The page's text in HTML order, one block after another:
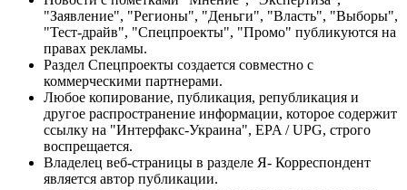
"Заявление", "Регионы", "Деньги", "Власть", "Выборы",
"Тест-драйв", "Спецпроекты", "Промо" публикуются на
правах рекламы.
Раздел Спецпроекты создается совместно с
коммерческими партнерами.
Любое копирование, публикация, републикация и
другое распространение информации, которое содержит
ссылку на "Интерфакс-Украина", EPA / UPG, строго
воспрещается.
Владелец веб-страницы в разделе Я- Корреспондент
является автор публикации.